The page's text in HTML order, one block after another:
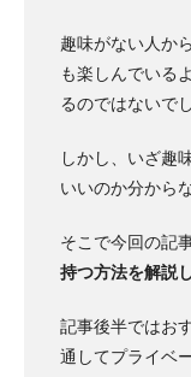
趣味がない人か
も楽しんでいる
るのではないで
しかし、いざ趣
いいのか分から
そこで今回の記
持つ方法を解説
記事後半ではお
通してプライベ